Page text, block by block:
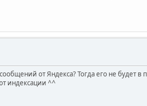
от Яндекса? Тогда его не будет в
индексации ^^